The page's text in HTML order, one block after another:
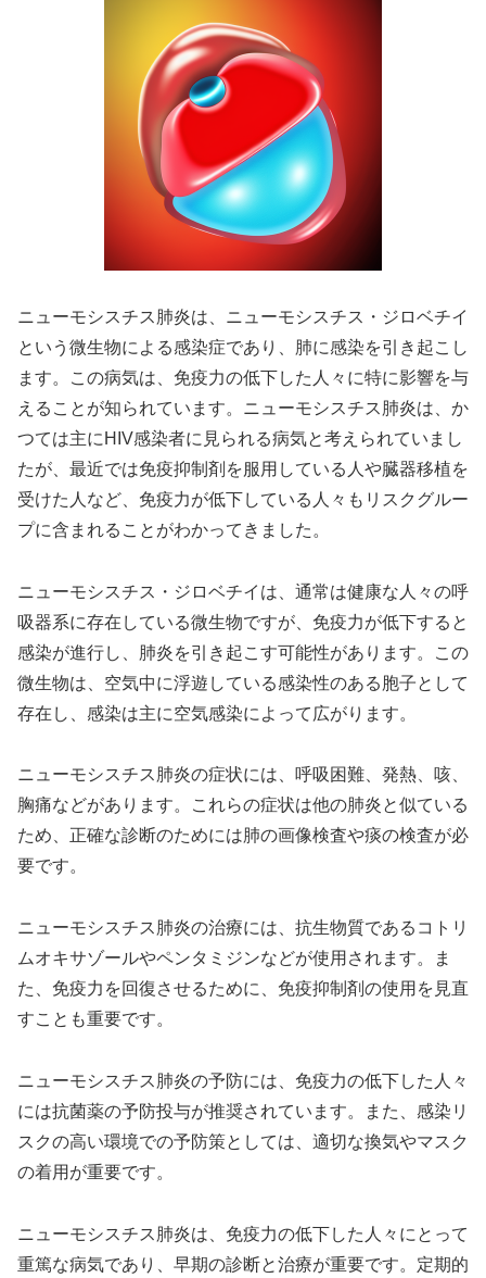
ニューモシスチス肺炎は、ニューモシスチス・ジロベチイ
という微生物による感染症であり、肺に感染を引き起こし
ます。この病気は、免疫力の低下した人々に特に影響を与
えることが知られています。ニューモシスチス肺炎は、か
つては主にHIV感染者に見られる病気と考えられていまし
たが、最近では免疫抑制剤を服用している人や臓器移植を
受けた人など、免疫力が低下している人々もリスクグルー
プに含まれることがわかってきました。
ニューモシスチス・ジロベチイは、通常は健康な人々の呼
吸器系に存在している微生物ですが、免疫力が低下すると
感染が進行し、肺炎を引き起こす可能性があります。この
微生物は、空気中に浮遊している感染性のある胞子として
存在し、感染は主に空気感染によって広がります。
ニューモシスチス肺炎の症状には、呼吸困難、発熱、咳、
胸痛などがあります。これらの症状は他の肺炎と似ている
ため、正確な診断のためには肺の画像検査や痰の検査が必
要です。
ニューモシスチス肺炎の治療には、抗生物質であるコトリ
ムオキサゾールやペンタミジンなどが使用されます。ま
た、免疫力を回復させるために、免疫抑制剤の使用を見直
すことも重要です。
ニューモシスチス肺炎の予防には、免疫力の低下した人々
には抗菌薬の予防投与が推奨されています。また、感染リ
スクの高い環境での予防策としては、適切な換気やマスク
の着用が重要です。
ニューモシスチス肺炎は、免疫力の低下した人々にとって
重篤な病気であり、早期の診断と治療が重要です。定期的